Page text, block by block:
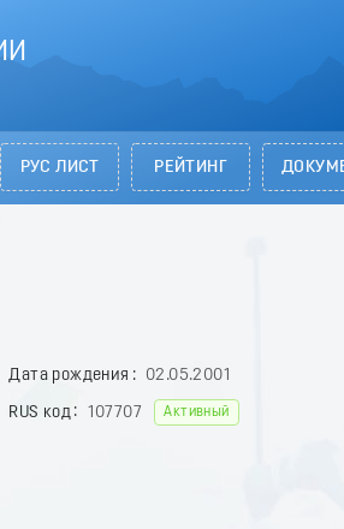
РУС ЛИСТ РЕЙТИНГ
Дата рождения 02.05.2001
RUS код 107707 Активный